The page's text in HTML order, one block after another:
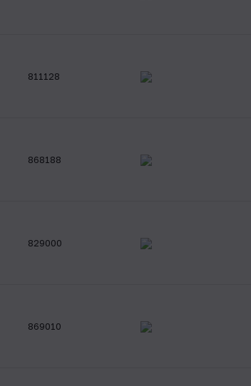
811128
868188
829000
869010